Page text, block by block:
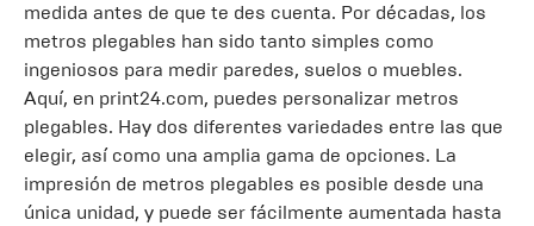
medida antes de que te des cuenta. Por décadas, los
metros plegables han sido tanto simples como
ingeniosos para medir paredes, suelos o muebles.
Aquí, en print24.com, puedes personalizar metros
plegables. Hay dos diferentes variedades entre las que
elegir, así como una amplia gama de opciones. La
impresión de metros plegables es posible desde una
única unidad, y puede ser fácilmente aumentada hasta